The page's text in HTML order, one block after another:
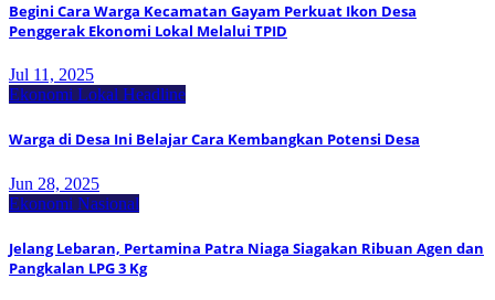
Begini Cara Warga Kecamatan Gayam Perkuat Ikon Desa
Penggerak Ekonomi Lokal Melalui TPID
Jul 11, 2025
Ekonomi Lokal Headline
Warga di Desa Ini Belajar Cara Kembangkan Potensi Desa
Jun 28, 2025
Ekonomi Nasional
Jelang Lebaran, Pertamina Patra Niaga Siagakan Ribuan Agen dan
Pangkalan LPG 3 Kg